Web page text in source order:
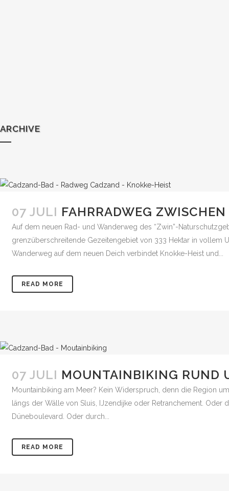
ARCHIVE
07 JULI FAHRRADWEG
Auf dem neuen Rad- und Wanderweg des “Zwin”-
grenzüberschreitende Gezeitengebiet von 333 Hektar in vollem
Wanderweg auf dem neuen Deich verbindet Knokke-Heist und...
READ MORE
07 JULI MOUNTAINBIKING RUND
Mountainbiking am Meer? Kein Widerspruch, denn die Region
längs der Wälle von Sluis, IJzendijke oder Retranchement. Oder
Düneboulevard. Oder durch...
READ MORE